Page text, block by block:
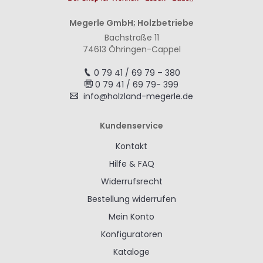
Megerle GmbH; Holzbetriebe
Bachstraße 11
74613 Öhringen-Cappel
0 79 41 / 69 79 – 380
0 79 41 / 69 79- 399
info@holzland-megerle.de
Kundenservice
Kontakt
Hilfe & FAQ
Widerrufsrecht
Bestellung widerrufen
Mein Konto
Konfiguratoren
Kataloge